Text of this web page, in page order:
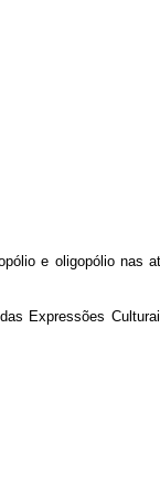
e oligopólio nas
Expressões